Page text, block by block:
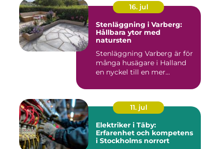
16. jul
Stenläggning i Varberg:
Hållbara ytor med
natursten
Stenläggning Varberg är för
många husägare i Halland
en nyckel till en mer...
11. jul
Elektriker i Täby:
Erfarenhet och kompetens
i Stockholms norrort